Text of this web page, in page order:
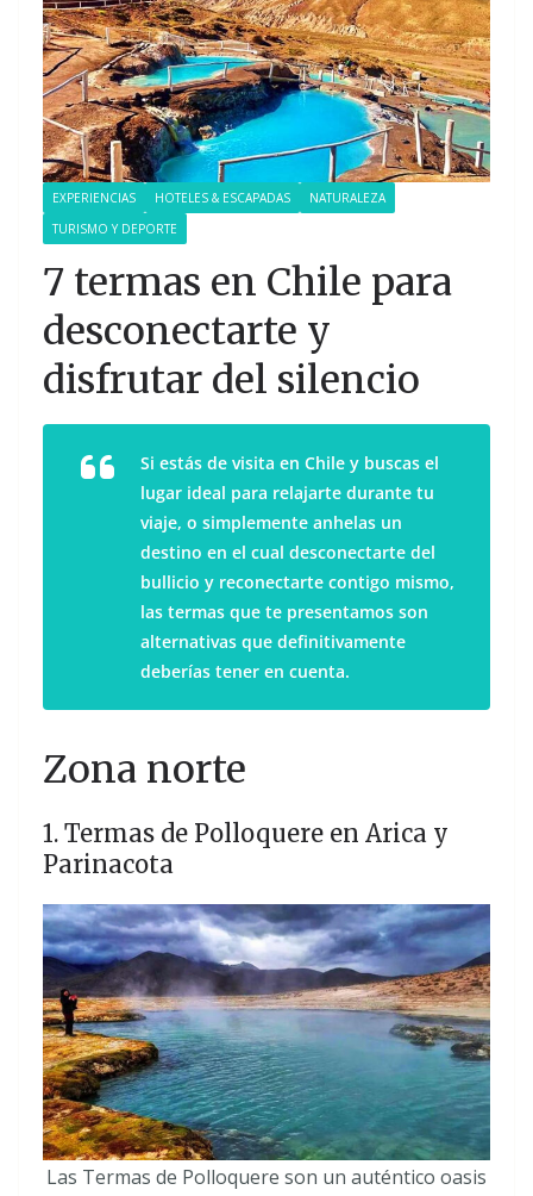
EXPERIENCIAS HOTELES & ESCAPADAS
NATURALEZA
TURISMO Y DEPORTE
7 termas en Chile para
desconectarte y
disfrutar del silencio
Si estás de visita en Chile y buscas el
lugar ideal para relajarte durante tu
viaje, o simplemente anhelas un
destino en el cual desconectarte del
bullicio y reconectarte contigo mismo,
las termas que te presentamos son
alternativas que definitivamente
deberías tener en cuenta.
Zona norte
1. Termas de Polloquere en Arica y
Parinacota
Las Termas de Polloquere son un auténtico oasis